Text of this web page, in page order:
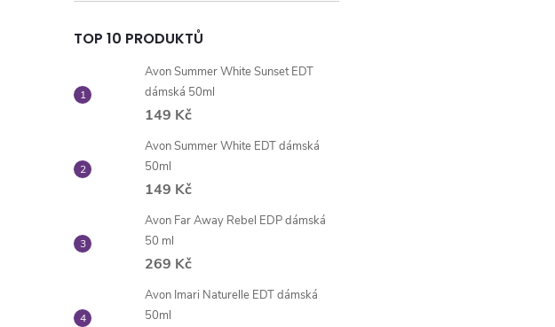
TOP 10 PRODUKTŮ
Avon Summer White Sunset EDT
dámská 50ml
149 Kč
Avon Summer White EDT dámská
50ml
149 Kč
Avon Far Away Rebel EDP dámská
50 ml
269 Kč
Avon Imari Naturelle EDT dámská
50ml